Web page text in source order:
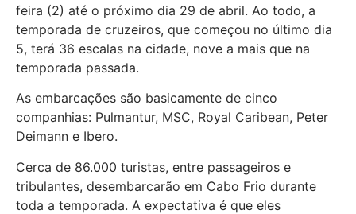
feira (2) até o próximo dia 29 de abril. Ao todo, a
temporada de cruzeiros, que começou no último dia
5, terá 36 escalas na cidade, nove a mais que na
temporada passada.
As embarcações são basicamente de cinco
companhias: Pulmantur, MSC, Royal Caribean, Peter
Deimann e Ibero.
Cerca de 86.000 turistas, entre passageiros e
tribulantes, desembarcarão em Cabo Frio durante
toda a temporada. A expectativa é que eles